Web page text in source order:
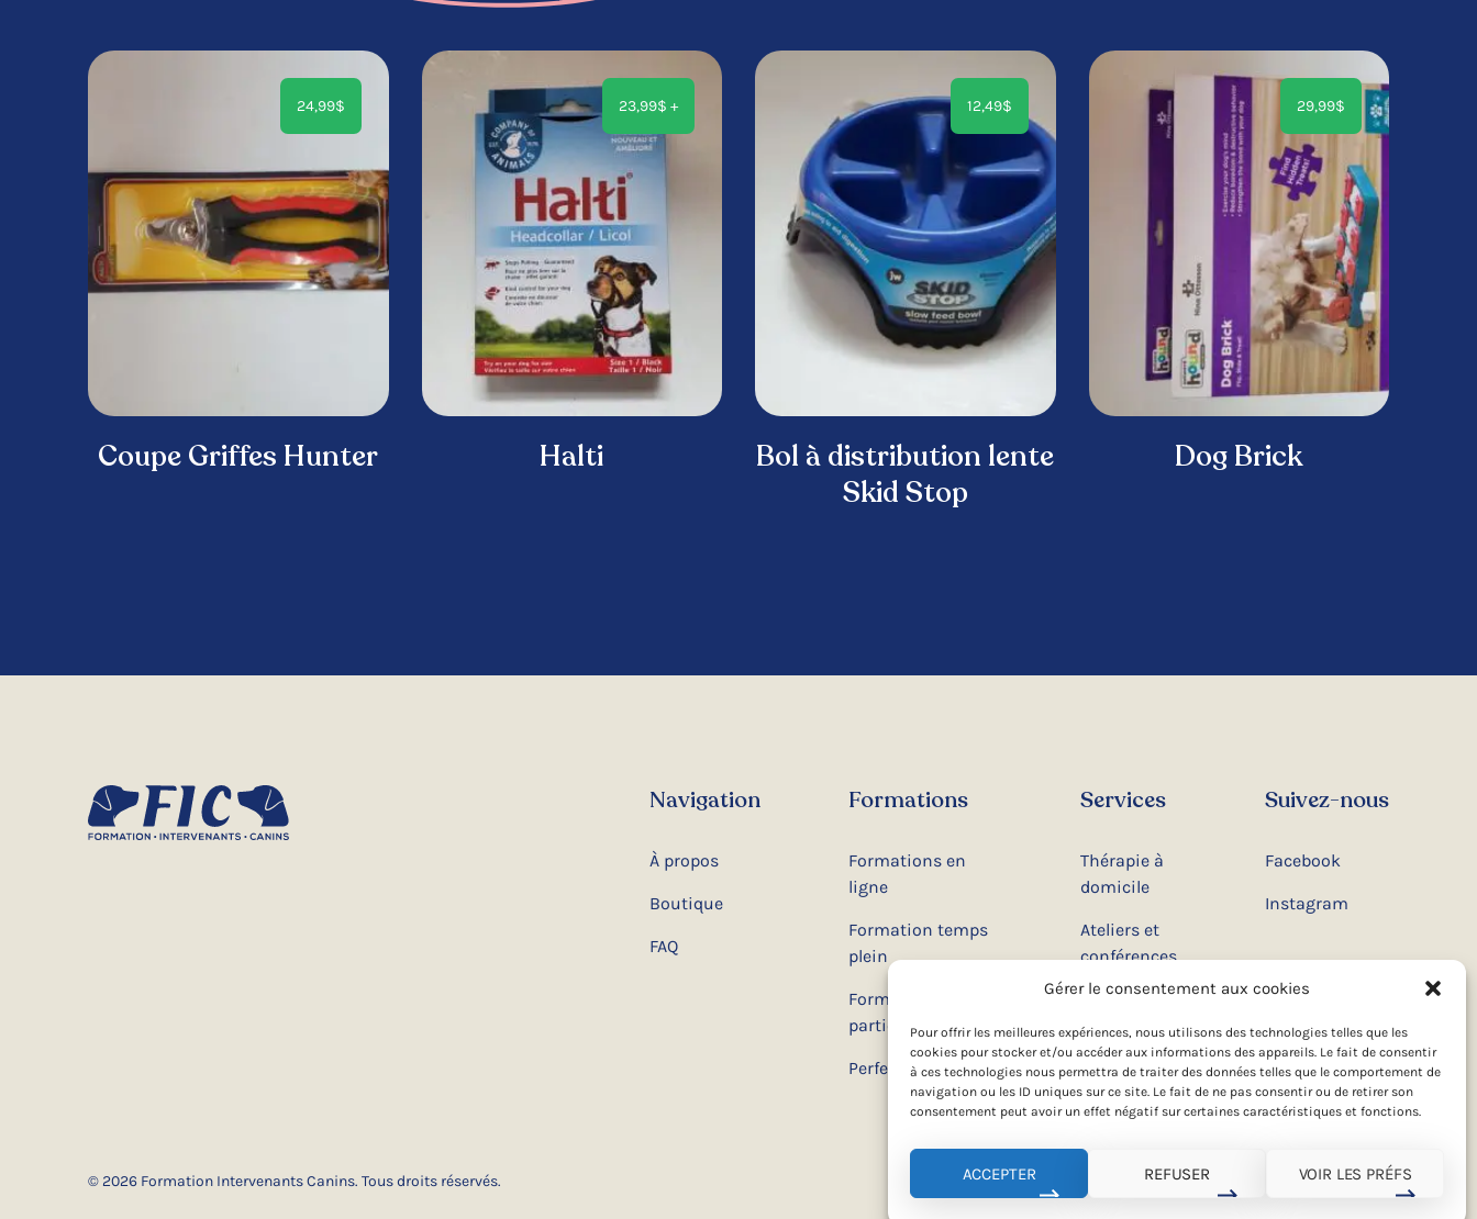
Gérer le consentement aux cookies
Pour offrir les meilleures expériences, nous utilisons des technologies telles que les
cookies pour stocker et/ou accéder aux informations des appareils. Le fait de consentir
à ces technologies nous permettra de traiter des données telles que le comportement de
navigation ou les ID uniques sur ce site. Le fait de ne pas consentir ou de retirer son
consentement peut avoir un effet négatif sur certaines caractéristiques et fonctions.
ACCEPTER REFUSER VOIR LES PRÉFS
24,99$
Coupe Griffes Hunter
23,99$ +
Halti
12,49$
Bol à distribution lente
Skid Stop
29,99$
Dog Brick
Navigation
À propos
Boutique
FAQ
Formations
Formations en
ligne
Formation temps
plein
Formation temps
partiel
Perfectionnement
Services
Thérapie à
domicile
Ateliers et
conférences
Camps
d’été
Suivez-nous
Facebook
Instagram
© 2026 Formation Intervenants Canins. Tous droits réservés. Conception web parTREIZE